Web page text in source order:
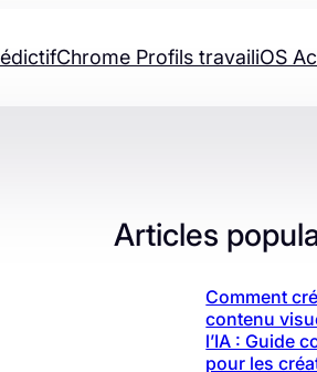
Chrome Profils travailiOS
Articles
Comment
contenu
l’IA : Guide
pour les